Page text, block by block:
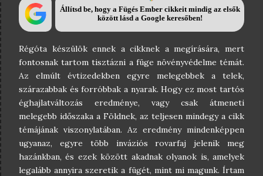
Állítsd be, hogy a Fügés Ember cikkeit mindig az elsők
között lásd a Google keresőben!
Régóta készülök ennek a cikknek a megírására, mert
fontosnak tartom tisztázni a füge növényvédelme témát.
Az elmúlt évtizedekben egyre melegebbek a telek,
szárazabbak és forróbbak a nyarak. Hogy ez most tartós
éghajlatváltozás eredménye, vagy csak átmeneti
melegebb időszaka a Földnek, az teljesen mindegy a cikk
témájának viszonylatában. Az eredmény mindenképpen
ugyanaz, egyre több inváziós rovarfaj jelenik meg
hazánkban, és ezek között akadnak olyanok is, amelyek
legalább annyira szeretik a fügét, mint mi magunk. Írtam